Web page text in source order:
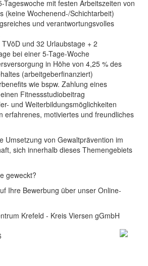
Tageswoche mit festen Arbeitszeiten von
(keine Wochenend-/Schichtarbeit)
und verantwortungsvolles
und 32 Urlaubstage + 2
bei einer 5-Tage-Woche
in Höhe von 4,25 % des
(arbeitgeberfinanziert)
wie bspw. Zahlung eines
Fitnessstudiobeitrag
und Weiterbildungsmöglichkeiten
erfahrenes, motiviertes und freundliches
Umsetzung von Gewaltprävention im
sich innerhalb dieses Themengebiets
geweckt?
Ihre Bewerbung über unser Online-
Krefeld - Kreis Viersen gGmbH